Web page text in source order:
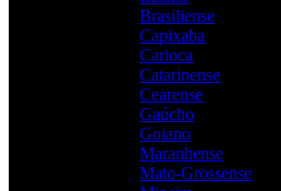
Brasiliense
Capixaba
Carioca
Catarinense
Cearense
Gaúcho
Goiano
Maranhense
Mato-Grossense